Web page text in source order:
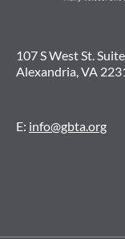
107 S West St.
Alexandria, VA
E: info@gbta.org